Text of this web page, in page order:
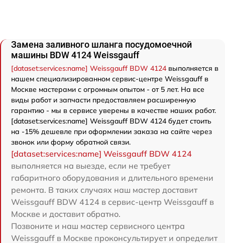
Замена заливного шланга посудомоечной
машины BDW 4124 Weissgauff
[dataset:services:name] Weissgauff BDW 4124 выполняется в
нашем специализированном сервис-центре Weissgauff в
Москве мастерами с огромным опытом - от 5 лет. На все
виды работ и запчасти предоставляем расширенную
гарантию - мы в сервисе уверены в качестве наших работ.
[dataset:services:name] Weissgauff BDW 4124 будет стоить
на -15% дешевле при оформлении заказа на сайте через
звонок или форму обратной связи.
[dataset:services:name] Weissgauff BDW 4124
выполняется на выезде, если не требует
габаритного оборудования и длительного времени
ремонта. В таких случаях наш мастер доставит
Weissgauff BDW 4124 в сервис-центр Weissgauff в
Москве и доставит обратно.
Позвоните и наш мастер сервисного центра
Weissgauff в Москве проконсультирует и определит